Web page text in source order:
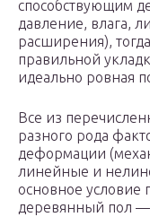
способствующим
давление, влага,
расширения),
правильной
идеально ровная
Все из
разного рода
деформации
линейные и
основное условие
деревянный пол —